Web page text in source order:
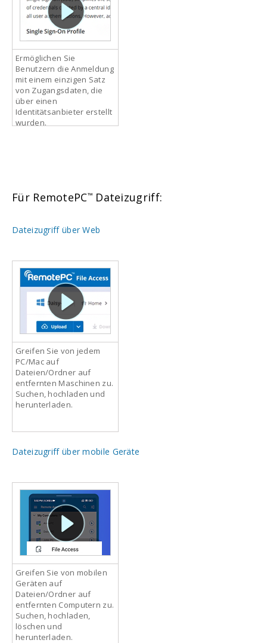
Ermöglichen Sie
Benutzern die Anmeldung
mit einem einzigen Satz
von Zugangsdaten, die
über einen
Identitätsanbieter erstellt
wurden.
Für RemotePC™Dateizugriff:
Dateizugriff über Web
Greifen Sie von jedem
PC/Mac auf
Dateien/Ordner auf
entfernten Maschinen zu.
Suchen, hochladen und
herunterladen.
Dateizugriff über mobile Geräte
Greifen Sie von mobilen
Geräten auf
Dateien/Ordner auf
entfernten Computern zu.
Suchen, hochladen,
löschen und
herunterladen.